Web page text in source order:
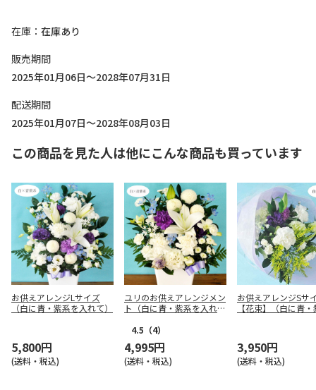
在庫
在庫あり
販売期間
2025年01月06日～2028年07月31日
配送期間
2025年01月07日～2028年08月03日
この商品を見た人は他にこんな商品も買っています
お供えアレンジLサイズ
（白に青・紫系を入れて）
5,800円
(送料・税込)
ユリのお供えアレンジメン
ト（白に青・紫系を入れ
4.5 （4）
4,995円
(送料・税込)
お供えアレンジSサ
【花束】（白に青
3,950円
(送料・税込)